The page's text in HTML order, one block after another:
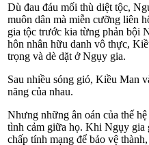
Dù đau đáu mối thù diệt tộc,
muôn dân mà miễn cưỡng liên
gia tộc trước kia từng phản bội
hôn nhân hữu danh vô thực,
trọng và dè dặt ở Ngụy gia.
Sau nhiều sóng gió, Kiều Man
năng của nhau.
Nhưng những ân oán của thế
tình cảm giữa họ. Khi Ngụy gia
chấp tính mạng để bảo vệ